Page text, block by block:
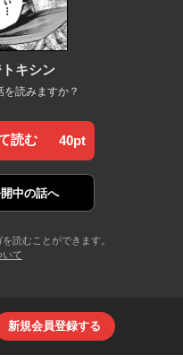
キシン
読みますか？
読む 40pt
中の話へ
読むことができます。
いて
新規会員登録する